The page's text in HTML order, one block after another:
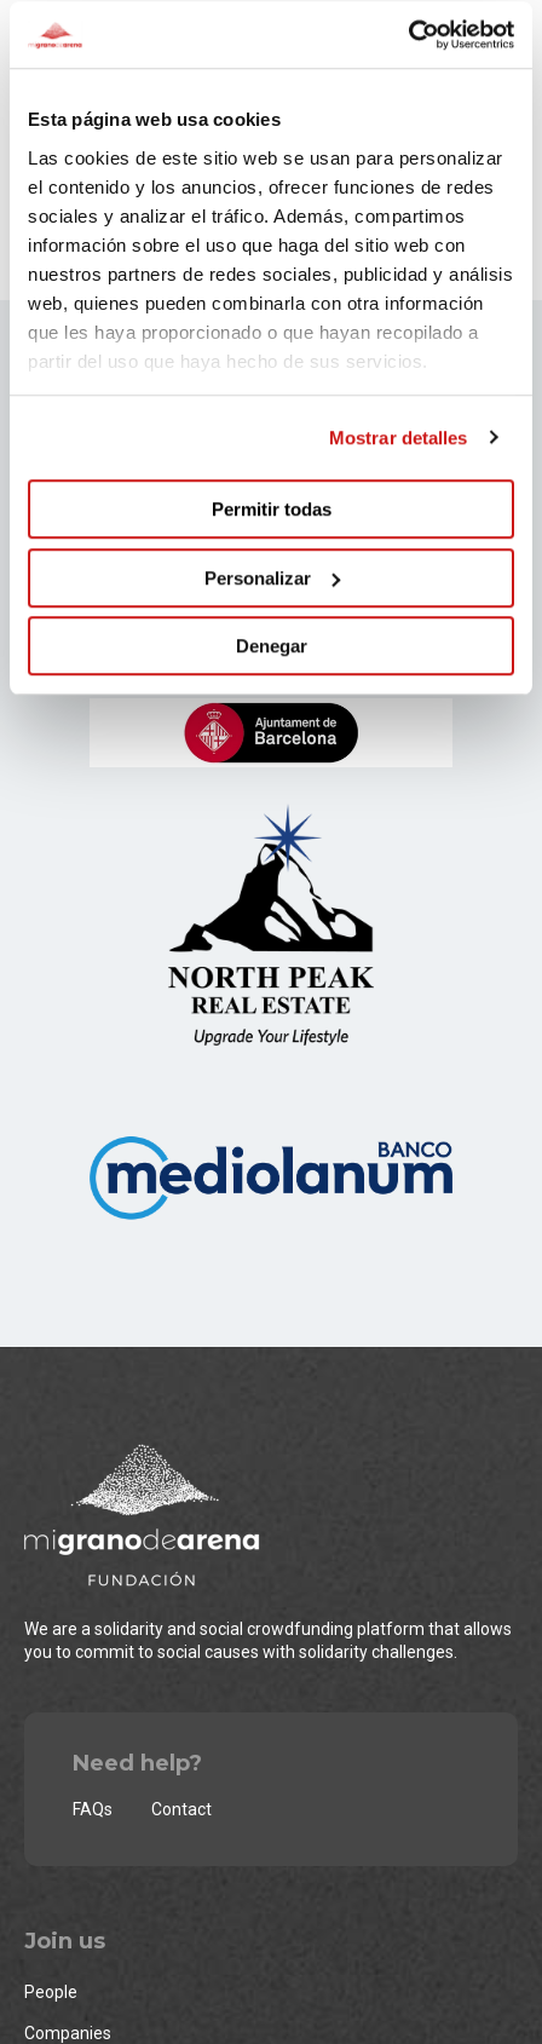
Esta página web usa cookies
Las cookies de este sitio web se usan para personalizar
el contenido y los anuncios, ofrecer funciones de redes
sociales y analizar el tráfico. Además, compartimos
información sobre el uso que haga del sitio web con
nuestros partners de redes sociales, publicidad y análisis
web, quienes pueden combinarla con otra información
que les haya proporcionado o que hayan recopilado a
partir del uso que haya hecho de sus servicios.
Mostrar detalles
Permitir todas
Personalizar
Denegar
Comments (1)
We are a solidarity and social crowdfunding platform that allows
you to commit to social causes with solidarity challenges.
Need help?
FAQs Contact
Join us
People
Companies